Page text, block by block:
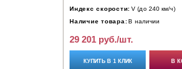
Индекс скорости: V (до 240 км/ч)
Наличие товара: В наличии
29 201 руб./шт.
КУПИТЬ В 1 КЛИК В